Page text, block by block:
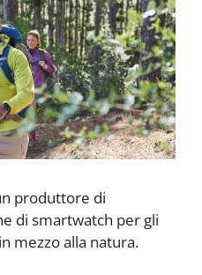
produttore di
di smartwatch per gli
mezzo alla natura.